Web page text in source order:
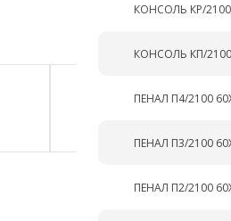
КОНСОЛЬ КР/2100
КОНСОЛЬ КП/
ПЕНАЛ П4/2100
ПЕНАЛ П3/2100
ПЕНАЛ П2/2100